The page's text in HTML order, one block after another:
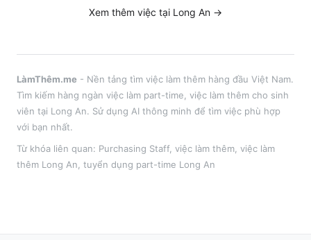
Xem thêm việc tại Long An →
LàmThêm.me - Nền tảng tìm việc làm thêm hàng đầu Việt Nam.
Tìm kiếm hàng ngàn việc làm part-time, việc làm thêm cho sinh
viên tại Long An. Sử dụng AI thông minh để tìm việc phù hợp
với bạn nhất.
Từ khóa liên quan: Purchasing Staff, việc làm thêm , việc làm
thêm Long An , tuyển dụng part-time Long An